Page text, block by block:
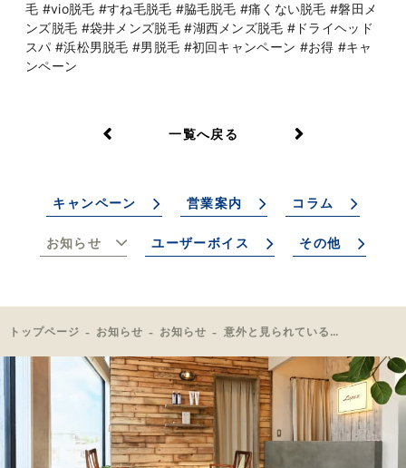
毛 #vio脱毛 #すね毛脱毛 #脇毛脱毛 #痛くない脱毛 #磐田メ
ンズ脱毛 #袋井メンズ脱毛 #湖西メンズ脱毛 #ドライヘッド
スパ #浜松男脱毛 #男脱毛 #初回キャンペーン #お得 #キャ
ンペーン
一覧へ戻る
キャンペーン 営業案内 コラム
お知らせ ユーザーボイス その他
トップページ お知らせ お知らせ 意外と見られている【腕の毛】